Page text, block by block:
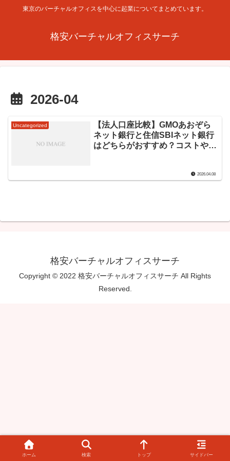
東京のバーチャルオフィスを中心に起業についてまとめています。
格安バーチャルオフィスサーチ
2026-04
Uncategorized
【法人口座比較】GMOあおぞら
ネット銀行と住信SBIネット銀行
はどちらがおすすめ？コストや審
2026.04.08
格安バーチャルオフィスサーチ
Copyright © 2022 格安バーチャルオフィスサーチ All Rights
Reserved.
ホーム 検索 トップ サイドバー